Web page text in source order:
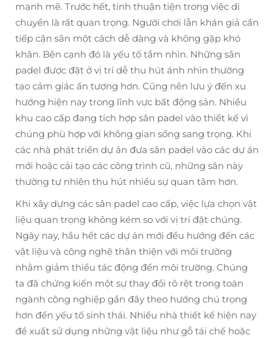
mạnh mẽ. Trước hết, tính thuận tiện trong việc di
chuyển là rất quan trọng. Người chơi lẫn khán giả cần
tiếp cận sân một cách dễ dàng và không gặp khó
khăn. Bên cạnh đó là yếu tố tầm nhìn. Những sân
padel được đặt ở vị trí dễ thu hút ánh nhìn thường
tạo cảm giác ấn tượng hơn. Cũng nên lưu ý đến xu
hướng hiện nay trong lĩnh vực bất động sản. Nhiều
khu cao cấp đang tích hợp sân padel vào thiết kế vì
chúng phù hợp với không gian sống sang trọng. Khi
các nhà phát triển dự án đưa sân padel vào các dự án
mới hoặc cải tạo các công trình cũ, những sân này
thường tự nhiên thu hút nhiều sự quan tâm hơn.
Khi xây dựng các sân padel cao cấp, việc lựa chọn vật
liệu quan trọng không kém so với vị trí đặt chúng.
Ngày nay, hầu hết các dự án mới đều hướng đến các
vật liệu và công nghệ thân thiện với môi trường
nhằm giảm thiểu tác động đến môi trường. Chúng
ta đã chứng kiến một sự thay đổi rõ rệt trong toàn
ngành công nghiệp gần đây theo hướng chú trọng
hơn đến yếu tố sinh thái. Nhiều nhà thiết kế hiện nay
đề xuất sử dụng những vật liệu như gỗ tái chế hoặc